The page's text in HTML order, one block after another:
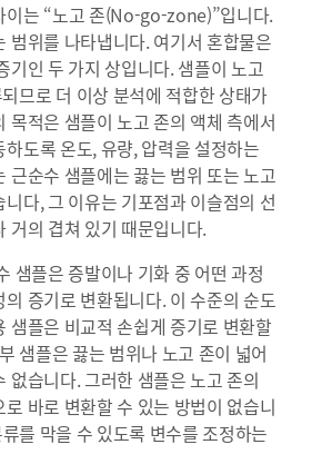
이는 “노고 존(No-go-zone)”입니다.
범위를 나타냅니다. 여기서 혼합물은
기인 두 가지 상입니다. 샘플이 노고
므로 더 이상 분석에 적합한 상태가
목적은 샘플이 노고 존의 액체 측에서
도록 온도, 유량, 압력을 설정하는
근순수 샘플에는 끓는 범위 또는 노고
다, 그 이유는 기포점과 이슬점의 선
거의 겹쳐 있기 때문입니다.
샘플은 증발이나 기화 중 어떤 과정
증기로 변환됩니다. 이 수준의 순도
샘플은 비교적 손쉽게 증기로 변환할
샘플은 끓는 범위나 노고 존이 넓어
없습니다. 그러한 샘플은 노고 존의
바로 변환할 수 있는 방법이 없습니
를 막을 수 있도록 변수를 조정하는